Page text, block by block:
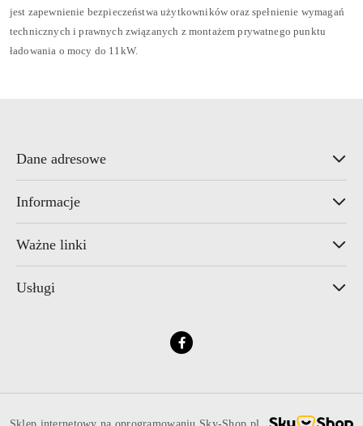
jest zapewnienie bezpieczeństwa użytkowników oraz spełnienie wymagań
technicznych i prawnych związanych z montażem prywatnego punktu
ładowania o mocy do 11kW.
Dane adresowe
Informacje
Ważne linki
Usługi